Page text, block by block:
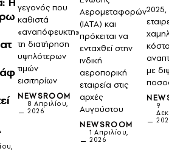
γεγονός που
καθιστά
«αναπόφευκτη»
τη διατήρηση
υψηλότερων
τιμών
εισιτηρίων
NEWSROOM
8 Απριλίου,
2026
Αερομεταφορών
(IATA) και
πρόκειται να
ενταχθεί στην
ινδική
αεροπορική
εταιρεία στις
αρχές
Αυγούστου
NEWSROOM
1 Απριλίου,
2026
2025,
με
9